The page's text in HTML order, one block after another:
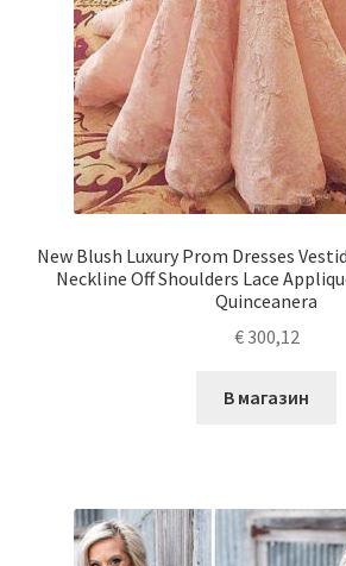
New Blush Luxury Prom Dresses
Neckline Off Shoulders Lace
Quinceanera
€300,12
В магазин